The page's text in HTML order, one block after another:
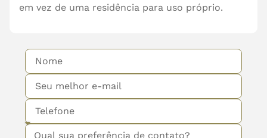
em vez de uma residência para uso próprio.